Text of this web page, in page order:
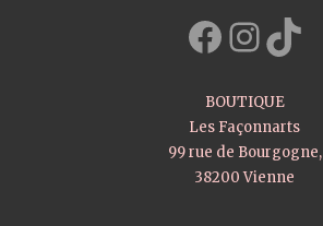
Facebook InstagramTikTok
BOUTIQUE
Les Façonnarts
99 rue de Bourgogne,
38200 Vienne